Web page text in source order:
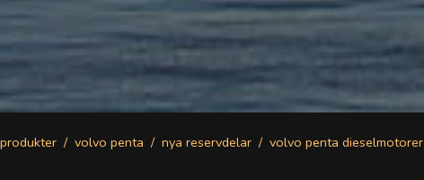
produkter volvo penta nya reservdelar volvo penta dieselmotorer